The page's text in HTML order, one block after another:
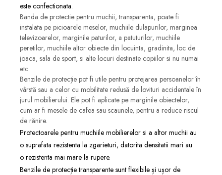
este confectionata.
Banda de protectie pentru muchii, transparenta, poate fi
instalata pe picioarele meselor, muchiile dulapurilor, marginea
televizoarelor, marginile paturilor, a patuturilor, muchiile
peretilor, muchiile altor obiecte din locuinta, gradinita, loc de
joaca, sala de sport, si alte locuri destinate copiilor si nu numai
etc.
Benzile de protecție pot fi utile pentru protejarea persoanelor în
vârstă sau a celor cu mobilitate redusă de lovituri accidentale în
jurul mobilierului. Ele pot fi aplicate pe marginile obiectelor,
cum ar fi mesele de cafea sau scaunele, pentru a reduce riscul
de rănire.
Protectoarele pentru muchiile mobilierelor si a altor muchii au
o suprafata rezistenta la zgarieturi, datorita densitatii mari au
o rezistenta mai mare la rupere.
Benzile de protecție transparente sunt flexibile și ușor de